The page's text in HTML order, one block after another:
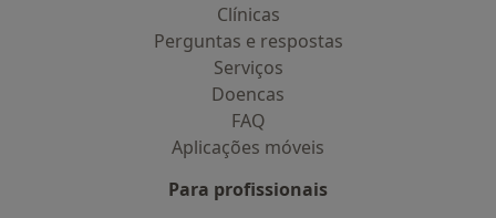
Clínicas
Perguntas e respostas
Serviços
Doencas
FAQ
Aplicações móveis
Para profissionais